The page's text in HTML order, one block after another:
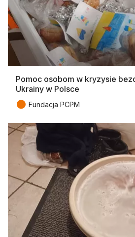
Pomoc osobom w kryzysie
Ukrainy w Polsce
● Fundacja PCPM